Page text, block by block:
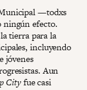
—todxs
efecto.
tierra para la
incluyendo
jóvenes
Aun
Cityfue casi